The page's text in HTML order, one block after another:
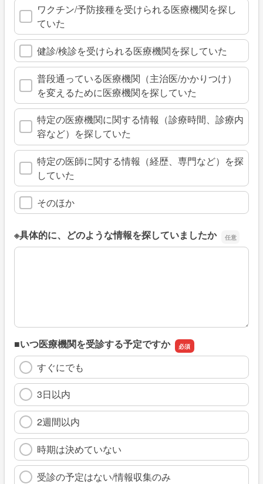
ワクチン/予防接種を受けられる医療機関を探し
ていた
健診/検診を受けられる医療機関を探していた
普段通っている医療機関（主治医/かかりつけ）
を変えるために医療機関を探していた
特定の医療機関に関する情報（診療時間、診療内
容など）を探していた
特定の医師に関する情報（経歴、専門など）を探
していた
そのほか
※具体的に、どのような情報を探していましたか
※具体的に、どのような情報を探していましたか
■いつ医療機関を受診する予定ですか
すぐにでも
3日以内
2週間以内
時期は決めていない
受診の予定はない/情報収集のみ